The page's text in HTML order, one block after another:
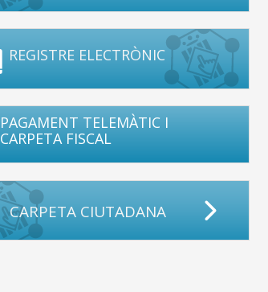
REGISTRE ELECTRÒNIC
PAGAMENT TELEMÀTIC I
CARPETA FISCAL
CARPETA CIUTADANA